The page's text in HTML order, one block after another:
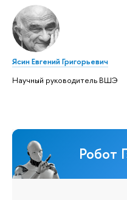
Ясин Евгений Григорьевич
Научный руководитель ВШЭ
Робот